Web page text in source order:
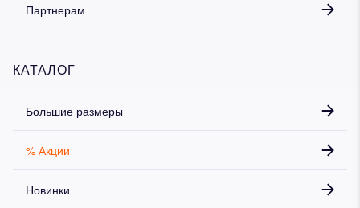
Партнерам
КАТАЛОГ
Большие размеры
% Акции
Новинки